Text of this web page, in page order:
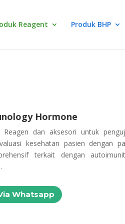
Reagent Produk BHP
Hormone
dan aksesori untuk
kesehatan pasien dengan
terkait dengan
Whatsapp